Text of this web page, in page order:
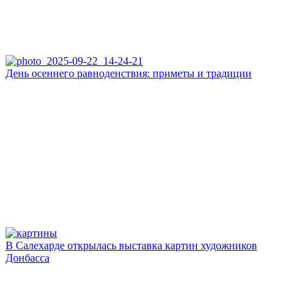
День осеннего равноденствия: приметы и традиции
В Салехарде открылась выставка картин художников
Донбасса